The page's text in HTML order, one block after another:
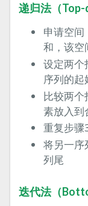
递归法（Top-
申请空间
和，该空
设定两个
序列的起
比较两个
素放入到
重复步骤
将另一序
列尾
迭代法（